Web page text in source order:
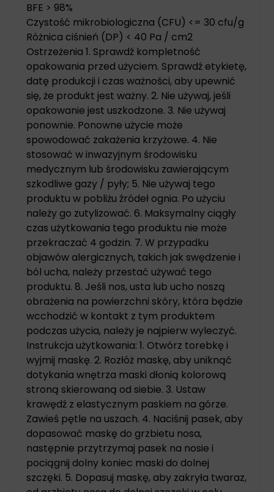
BFE > 98%
Czystość mikrobiologiczna (CFU) <= 30 cfu/g
Różnica ciśnień (DP) < 40 Pa / cm2
Ostrzeżenia 1. Sprawdź kompletność
opakowania przed użyciem. Sprawdź etykietę,
datę produkcji i czas ważności, aby upewnić
się, że produkt jest ważny. 2. Nie używaj, jeśli
opakowanie jest uszkodzone. 3. Nie używaj
ponownie. Ponowne użycie może
spowodować zakażenia krzyżowe. 4. Nie
stosować w inwazyjnym środowisku
medycznym lub środowisku zawierającym
szkodliwe gazy / pyły; 5. Nie używaj tego
produktu w pobliżu źródeł ognia. Po użyciu
należy go zutylizować. 6. Maksymalny ciągły
czas użytkowania tego produktu nie może
przekraczać 4 godzin. 7. W przypadku
objawów alergicznych, takich jak swędzenie i
ból ucha, należy przestać używać tego
produktu. 8. Jeśli nos, usta lub ucho noszą
obrażenia na powierzchni skóry, która będzie
wcchodzić w kontakt z tym produktem
podczas użycia, należy je najpierw wyleczyć.
Instrukcja użytkowania: 1. Otwórz torebkę i
wyjmij maskę. 2. Rozłóż maskę, aby uniknąć
dotykania wnętrza maski dłonią kolorową
stroną skierowaną od siebie. 3. Ustaw
krawędź z elastycznym paskiem na górze.
Zawieś pętle na uszach. 4. Naciśnij pasek, aby
dopasować maskę do grzbietu nosa,
następnie przytrzymaj pasek na nosie i
pociągnij dolny koniec maski do dolnej
szczęki. 5. Dopasuj maskę, aby zakryła twaraz,